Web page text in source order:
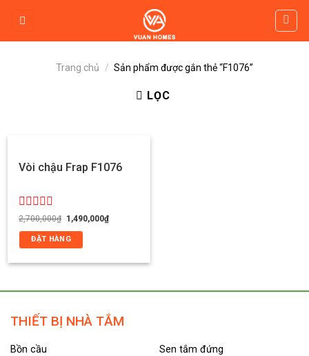
content
Trang chủ / Sản phẩm được gắn thẻ “F1076”
LỌC
Vòi chậu Frap F1076
Được
xếp
hạng
0
5
2,700,000₫ Giá
gốc
là:
2,700,000₫.
1,490,000₫Giá
hiện
ĐẶT HÀNG
THIẾT BỊ NHÀ TẮM
Bồn cầu
Sen tắm đứng